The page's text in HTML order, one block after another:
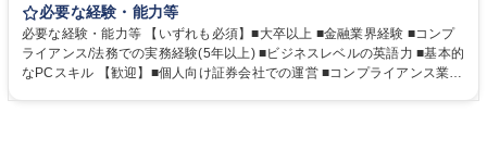
ンス業務をご担当いただきます。部長含む5名チームで協力し、内部管理
体制の高度化に寄与する裁量の大きい仕事です。 【規制対応・外部機関連
携】 ■規制当局への報告業務 ■監査対応 ■顧客苦情処理 【内部統制・実務
業務】 ■社内規程・データ管理体制の構築 ■KYC/AML/CFT手続き ■取引監
必要な経験・能力等
必要な経験・能力等 【いずれも必須】■大卒以上 ■金融業界経験 ■コンプ
ライアンス/法務での実務経験(5年以上) ■ビジネスレベルの英語力 ■基本的
なPCスキル 【歓迎】■個人向け証券会社での運営 ■コンプライアンス業務